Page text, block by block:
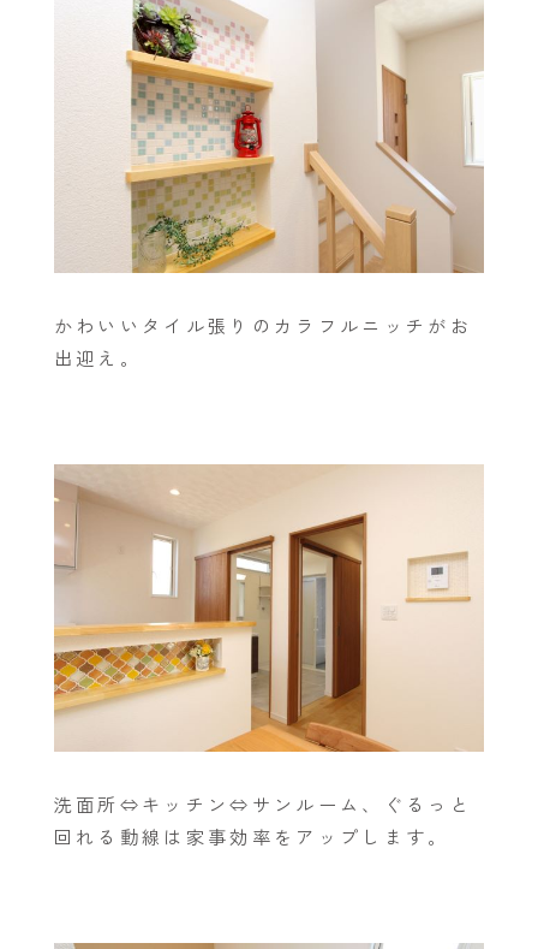
かわいいタイル張りのカラフルニッチがお
出迎え。
洗面所⇔キッチン⇔サンルーム、ぐるっと
回れる動線は家事効率をアップします。